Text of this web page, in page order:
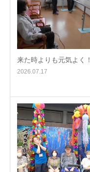
来た時よりも元気よく！
2026.07.17